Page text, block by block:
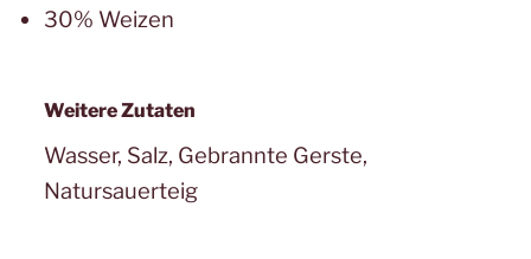
30% Weizen
Weitere Zutaten
Wasser, Salz, Gebrannte Gerste,
Natursauerteig